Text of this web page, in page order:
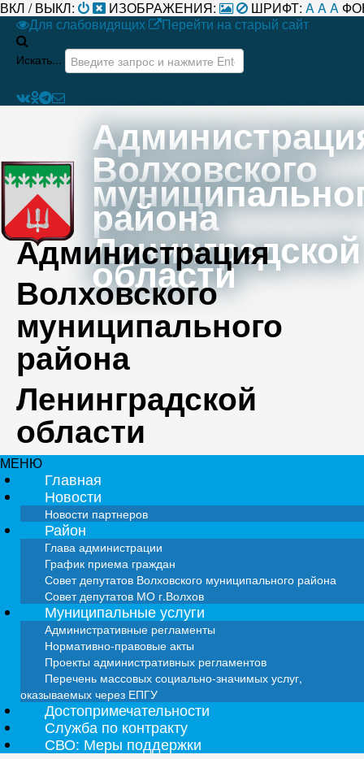
ВКЛ / ВЫКЛ: ИЗОБРАЖЕНИЯ: ШРИФТ: AAA
Для слабовидящих
Перейти на старый сайт
Искать...
Волховского
района
Ленинградской
области
Администрация
Волховского
муниципального
района
Ленинградской
области
МЕНЮ
Главная
Новости
Новости партнеров
Район
Глава администрации
График приема граждан
Совет депутатов Волховского муниципального района
Совет депутатов МО г.Волхов
Муниципальные услуги
Административные регламенты
Нормативно-правовые акты
Проекты административных регламентов
Перечень массовых социально-значимых услуг,
оказываемых через ЕПГУ
Достопримечательности
Служба по контракту
СВО: Меры поддержки